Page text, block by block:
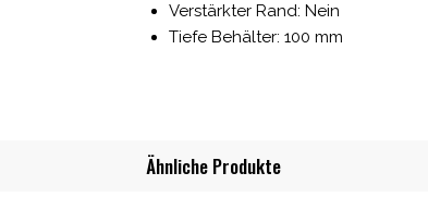
Verstärkter Rand: Nein
Tiefe Behälter: 100 mm
Ähnliche Produkte